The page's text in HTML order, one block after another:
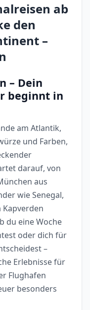
ab
den
–
– Dein
beginnt in
am Atlantik,
und Farben,
darauf, von
aus
wie Senegal,
du eine Woche
oder dich für
–
Erlebnisse für
Flughafen
besonders